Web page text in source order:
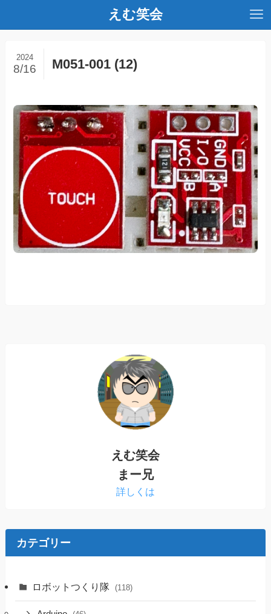
えむ笑会
M051-001 (12)
2024
8/16
えむ笑会
まー兄
詳しくは
カテゴリー
ロボットつくり隊 (118)